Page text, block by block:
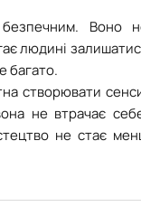
Воно
людині
багато.
створювати
не втрачає
не стає